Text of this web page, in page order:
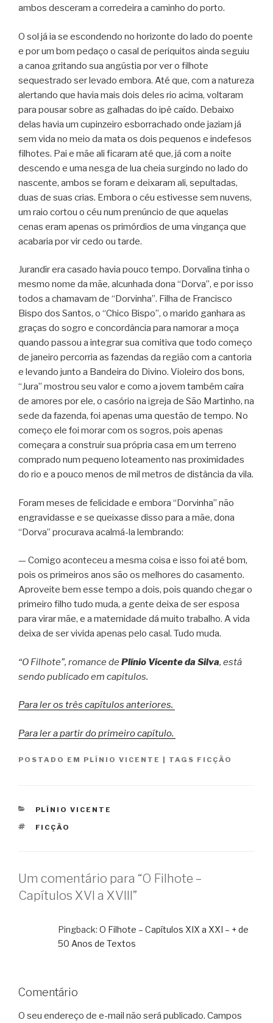
ambos desceram a corredeira a caminho do porto.
O sol já ia se escondendo no horizonte do lado do poente
e por um bom pedaço o casal de periquitos ainda seguiu
a canoa gritando sua angústia por ver o filhote
sequestrado ser levado embora. Até que, com a natureza
alertando que havia mais dois deles rio acima, voltaram
para pousar sobre as galhadas do ipê caído. Debaixo
delas havia um cupinzeiro esborrachado onde jaziam já
sem vida no meio da mata os dois pequenos e indefesos
filhotes. Pai e mãe ali ficaram até que, já com a noite
descendo e uma nesga de lua cheia surgindo no lado do
nascente, ambos se foram e deixaram ali, sepultadas,
duas de suas crias. Embora o céu estivesse sem nuvens,
um raio cortou o céu num prenúncio de que aquelas
cenas eram apenas os primórdios de uma vingança que
acabaria por vir cedo ou tarde.
Jurandir era casado havia pouco tempo. Dorvalina tinha o
mesmo nome da mãe, alcunhada dona “Dorva”, e por isso
todos a chamavam de “Dorvinha”. Filha de Francisco
Bispo dos Santos, o “Chico Bispo”, o marido ganhara as
graças do sogro e concordância para namorar a moça
quando passou a integrar sua comitiva que todo começo
de janeiro percorria as fazendas da região com a cantoria
e levando junto a Bandeira do Divino. Violeiro dos bons,
“Jura” mostrou seu valor e como a jovem também caíra
de amores por ele, o casório na igreja de São Martinho, na
sede da fazenda, foi apenas uma questão de tempo. No
começo ele foi morar com os sogros, pois apenas
começara a construir sua própria casa em um terreno
comprado num pequeno loteamento nas proximidades
do rio e a pouco menos de mil metros de distância da vila.
Foram meses de felicidade e embora “Dorvinha” não
engravidasse e se queixasse disso para a mãe, dona
“Dorva” procurava acalmá-la lembrando:
— Comigo aconteceu a mesma coisa e isso foi até bom,
pois os primeiros anos são os melhores do casamento.
Aproveite bem esse tempo a dois, pois quando chegar o
primeiro filho tudo muda, a gente deixa de ser esposa
para virar mãe, e a maternidade dá muito trabalho. A vida
deixa de ser vivida apenas pelo casal. Tudo muda.
“O Filhote”, romance de Plínio Vicente da Silva, está
sendo publicado em capitulos.
Para ler os três capítulos anteriores.
Para ler a partir do primeiro capítulo.
POSTADO EM PLÍNIO VICENTE TAGS FICÇÃO
CATEGORIAS
PLÍNIO VICENTE
TAGS
FICÇÃO
Um comentário para “O Filhote –
Capítulos XVI a XVIII”
Pingback: O Filhote – Capítulos XIX a XXI – + de
50 Anos de Textos
Comentário
O seu endereço de e-mail não será publicado. Campos